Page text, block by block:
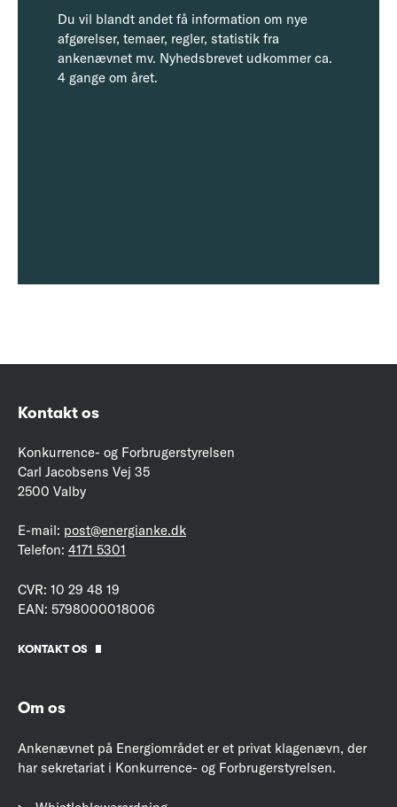
Du vil blandt andet få information om nye
afgørelser, temaer, regler, statistik fra
ankenævnet mv. Nyhedsbrevet udkommer ca.
4 gange om året.
Kontakt os
Konkurrence- og Forbrugerstyrelsen
Carl Jacobsens Vej 35
2500 Valby
E-mail: post@energianke.dk
Telefon: 4171 5301
CVR: 10 29 48 19
EAN: 5798000018006
KONTAKT OS
Om os
Ankenævnet på Energiområdet er et privat klagenævn, der
har sekretariat i Konkurrence- og Forbrugerstyrelsen.